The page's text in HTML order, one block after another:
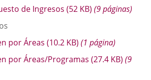
de Ingresos (52 KB) (9 páginas)
por Áreas (10.2 KB) (1 página)
por Áreas/Programas (27.4 KB) (9